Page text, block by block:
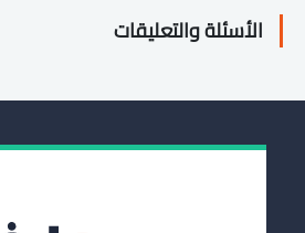
الأسئلة والتعليقات